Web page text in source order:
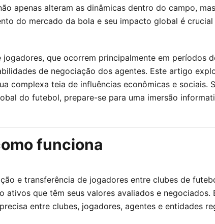
apenas alteram as dinâmicas dentro do campo,
do mercado da bola e seu impacto global é
que ocorrem principalmente em períodos
de negociação dos agentes. Este artigo
complexa teia de influências econômicas e sociais.
do futebol, prepare-se para uma imersão
funciona
e transferência de jogadores entre clubes de
ativos que têm seus valores avaliados e
entre clubes, jogadores, agentes e entidades